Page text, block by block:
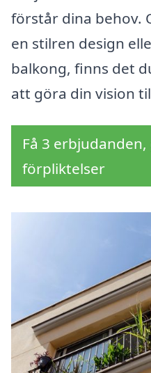
förstår dina behov.
en stilren design
balkong, finns det
att göra din vision
Få 3
förpliktelser